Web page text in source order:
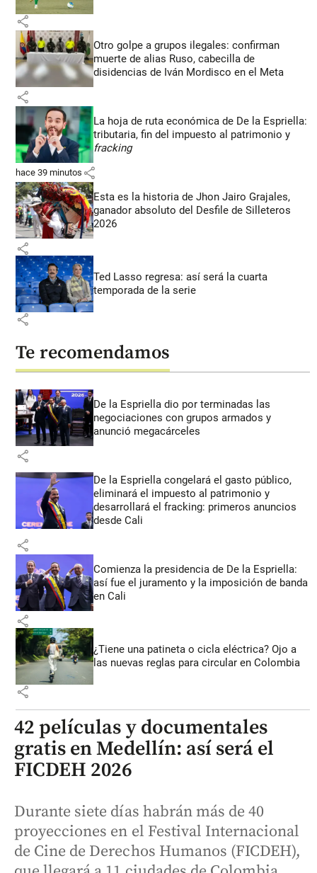
share
Otro golpe a grupos ilegales: confirman
muerte de alias Ruso, cabecilla de
disidencias de Iván Mordisco en el Meta
share
La hoja de ruta económica de De la Espriella:
tributaria, fin del impuesto al patrimonio y
fracking
hace 39 minutos share
Esta es la historia de Jhon Jairo Grajales,
ganador absoluto del Desfile de Silleteros
2026
share
Ted Lasso regresa: así será la cuarta
temporada de la serie
share
Te recomendamos
De la Espriella dio por terminadas las
negociaciones con grupos armados y
anunció megacárceles
share
De la Espriella congelará el gasto público,
eliminará el impuesto al patrimonio y
desarrollará el fracking: primeros anuncios
desde Cali
share
Comienza la presidencia de De la Espriella:
así fue el juramento y la imposición de banda
en Cali
share
¿Tiene una patineta o cicla eléctrica? Ojo a
las nuevas reglas para circular en Colombia
share
42 películas y documentales
gratis en Medellín: así será el
FICDEH 2026
Durante siete días habrán más de 40
proyecciones en el Festival Internacional
de Cine de Derechos Humanos (FICDEH),